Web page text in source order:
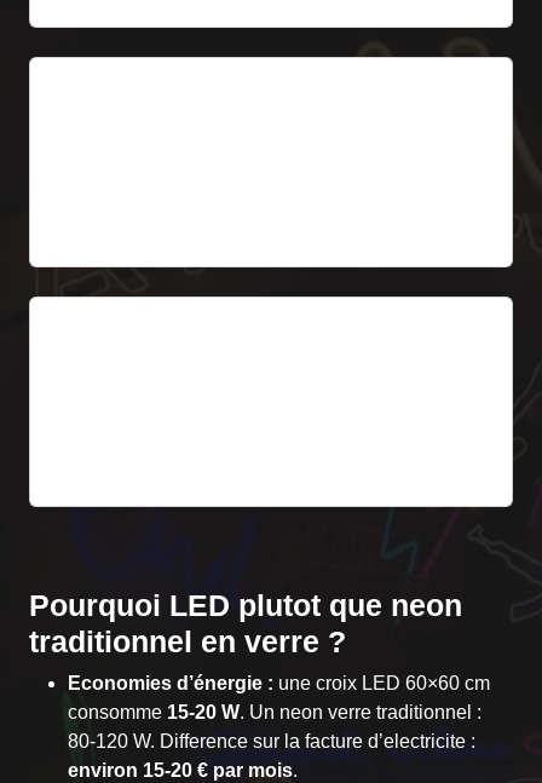
Pourquoi LED plutot que neon
traditionnel en verre ?
Economies d’énergie : une croix LED 60×60 cm
consomme 15-20 W. Un neon verre traditionnel :
80-120 W. Difference sur la facture d’electricite :
environ 15-20 € par mois.